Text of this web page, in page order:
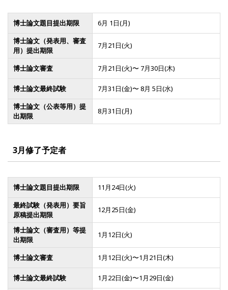
博士論文題目提出期限
6月 1日(月)
博士論文（発表用、審査
用）提出期限
7月21日(火)
博士論文審査 7月21日(火)〜 7月30日(木)
博士論文最終試験
7月31日(金)〜 8月 5日(水)
博士論文（公表等用）提
出期限
8月31日(月)
3月修了予定者
博士論文題目提出期限
11月24日(火)
最終試験（発表用）要旨
原稿提出期限
12月25日(金)
博士論文（審査用）等提
出期限
1月12日(火)
博士論文審査 1月12日(火)〜1月21日(木)
博士論文最終試験
1月22日(金)〜1月29日(金)